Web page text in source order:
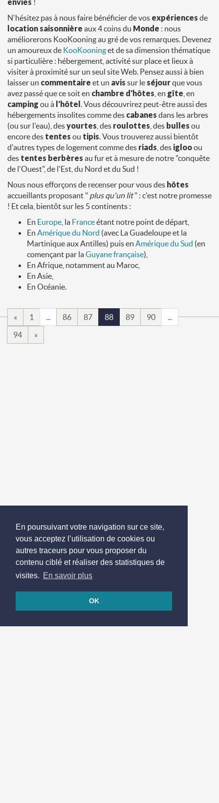
En poursuivant votre navigation sur ce site,
vous acceptez l’utilisation de cookies ou
autres traceurs pour vous proposer du
contenu ciblé et réaliser des statistiques de
visites. En savoir plus
OK
N'hésitez pas à nous faire bénéficier de vos expériences de
location saisonnière aux 4 coins du Monde : nous
améliorerons KooKooning au gré de vos remarques. Devenez
un amoureux de KooKooninget de sa dimension thématique
si particulière : hébergement, activité sur place et lieux à
visiter à proximité sur un seul site Web. Pensez aussi à bien
laisser un commentaire et un avis sur le séjourque vous
avez passé que ce soit en chambre d'hôtes , en gîte , en
camping ou à l'hôtel . Vous découvrirez peut-être aussi des
hébergements insolites comme des cabanes dans les arbres
(ou sur l'eau), desyourtes , des roulottes , des bulles ou
encore des tentes ou tipis . Vous trouverez aussi bientôt
d'autres types de logement comme des riads , des iglooou
des tentes berbères au fur et à mesure de notre "conquête
de l'Ouest", de l'Est, du Nord et du Sud !
Nous nous efforçons de recenser pour vous des hôtes
accueillants proposant " plus qu'un lit" : c'est notre promesse
! Et cela, bientôt sur les 5 continents :
En Europe , la Franceétant notre point de départ,
En Amérique du Nord (avec La Guadeloupe et la
Martinique aux Antilles) puis en Amérique du Sud (en
començant par laGuyane française),
En Afrique, notamment au Maroc,
En Asie,
En Océanie.
« 1 86 87 88 89 90
94
»